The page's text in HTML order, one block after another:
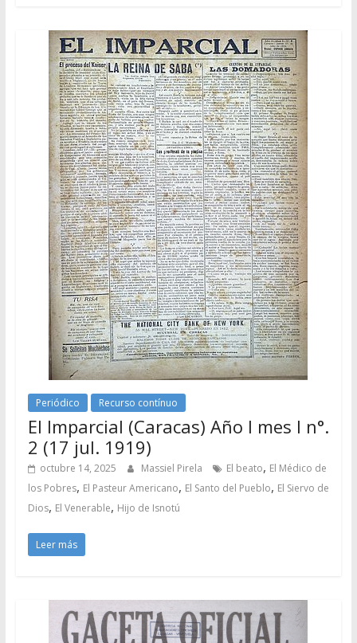
Periódico Recurso contínuo
El Imparcial (Caracas) Año I mes I n°.
2 (17 jul. 1919)
octubre 14, 2025 Massiel Pirela El beato, El Médico de
los Pobres, El Pasteur Americano, El Santo del Pueblo, El Siervo de
Dios, El Venerable, Hijo de Isnotú
Leer más